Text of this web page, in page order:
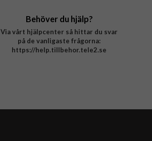
Behöver du hjälp?
Via vårt hjälpcenter så hittar du svar
på de vanligaste frågorna:
https://help.tillbehor.tele2.se